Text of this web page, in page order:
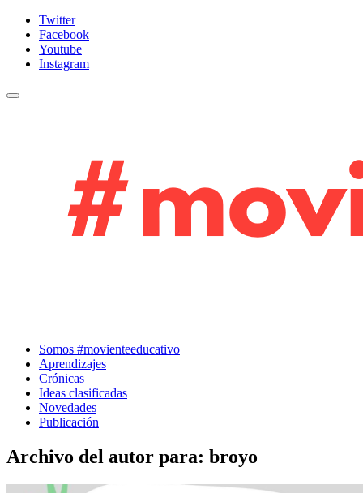
Twitter
Facebook
Youtube
Instagram
Cambiar navegación
Somos #movienteeducativo
Aprendizajes
Crónicas
Ideas clasificadas
Novedades
Publicación
Archivo del autor para: broyo